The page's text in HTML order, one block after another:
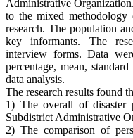
Administrative
to the mixed methodology
research. The population
key informants. The
interview forms. Data
percentage, mean,
data analysis.
The research results found
1) The overall of
Subdistrict Administrative
2) The comparison of